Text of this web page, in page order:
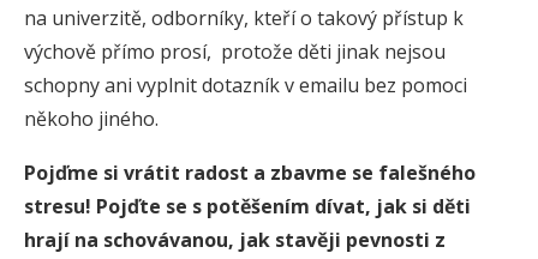
na univerzitě, odborníky, kteří o takový přístup k
výchově přímo prosí, protože děti jinak nejsou
schopny ani vyplnit dotazník v emailu bez pomoci
někoho jiného.
Pojďme si vrátit radost a zbavme se falešného
stresu! Pojďte se s potěšením dívat, jak si děti
hrají na schovávanou, jak stavěji pevnosti z